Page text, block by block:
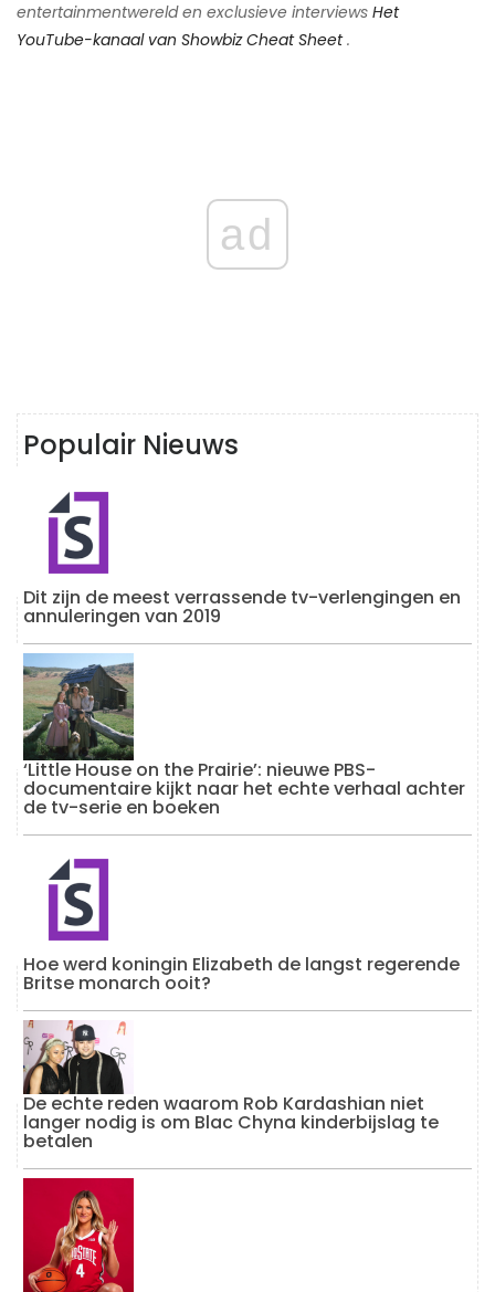
entertainmentwereld en exclusieve interviews Het
YouTube-kanaal van Showbiz Cheat Sheet.
ad
Populair Nieuws
Dit zijn de meest verrassende tv-verlengingen en
annuleringen van 2019
‘Little House on the Prairie’: nieuwe PBS-
documentaire kijkt naar het echte verhaal achter
de tv-serie en boeken
Hoe werd koningin Elizabeth de langst regerende
Britse monarch ooit?
De echte reden waarom Rob Kardashian niet
langer nodig is om Blac Chyna kinderbijslag te
betalen